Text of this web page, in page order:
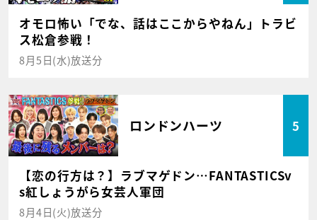
オモロ怖い「でな、話はここからやねん」トラビ
ス松倉参戦！
8月5日(水)放送分
ロンドンハーツ 5
【恋の行方は？】ラブマゲドン…FANTASTICSv
s紅しょうがら女芸人軍団
8月4日(火)放送分